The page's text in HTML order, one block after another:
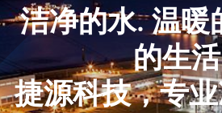
洁净的水. 温暖
的生
捷源科技，专